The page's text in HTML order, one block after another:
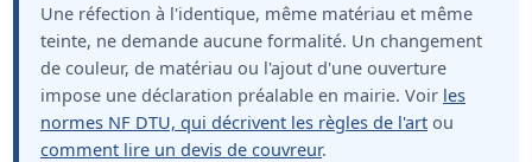
Une réfection à l'identique, même matériau et même
teinte, ne demande aucune formalité. Un changement
de couleur, de matériau ou l'ajout d'une ouverture
impose une déclaration préalable en mairie. Voir les
normes NF DTU, qui décrivent les règles de l'art ou
comment lire un devis de couvreur.